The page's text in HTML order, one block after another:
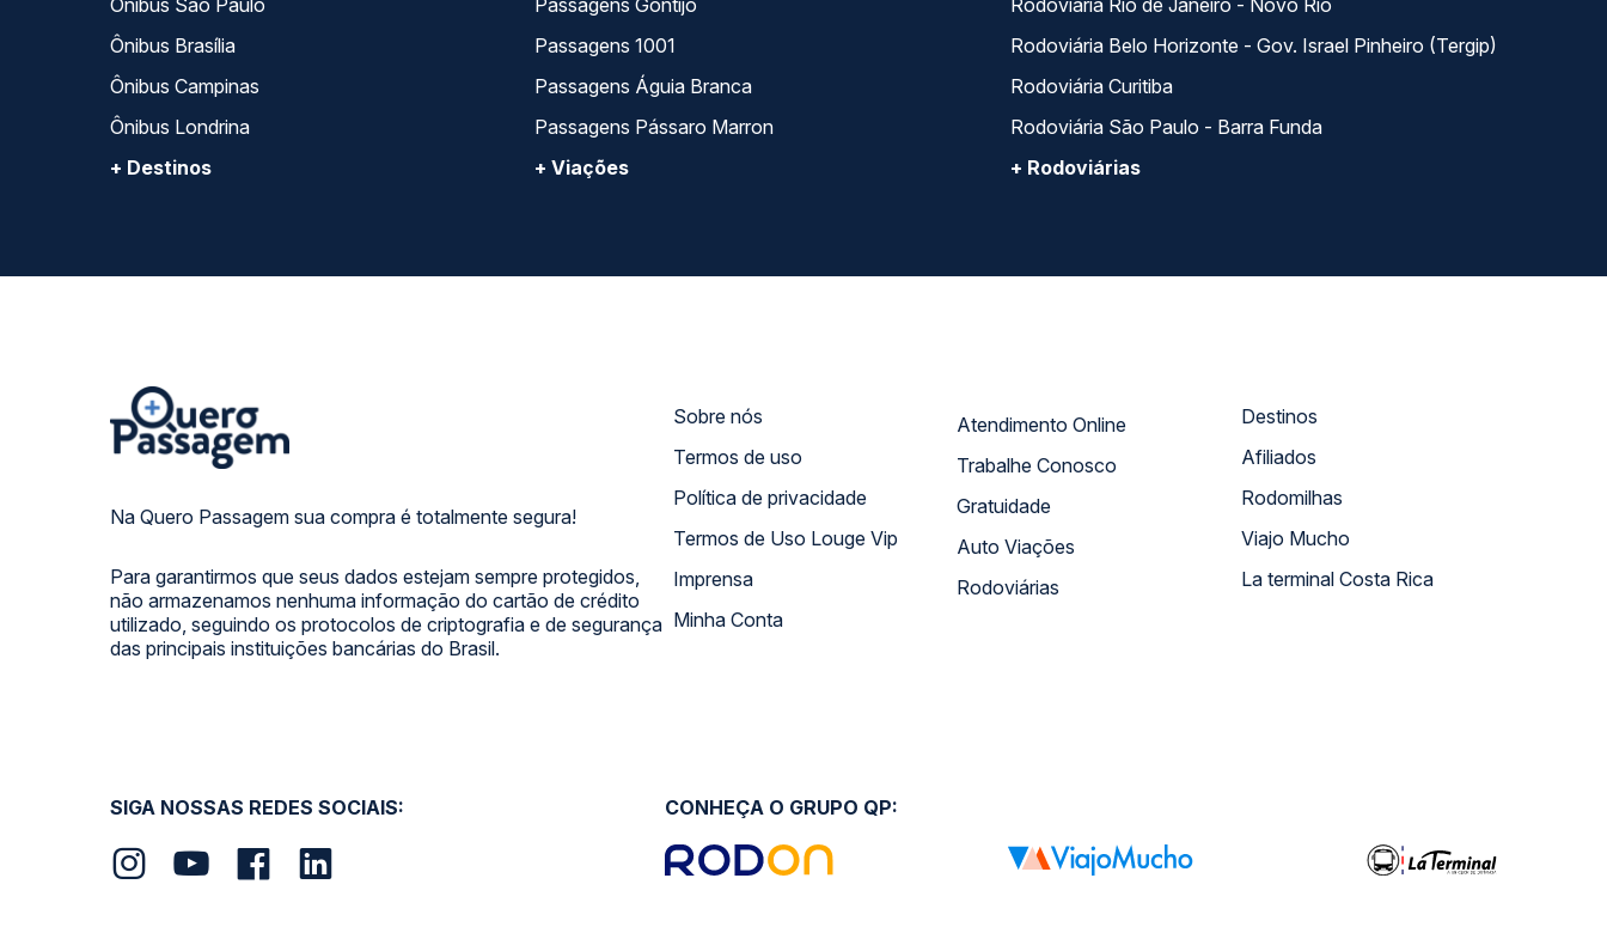
Ônibus São Paulo
Ônibus Brasília
Ônibus Campinas
Ônibus Londrina
+ Destinos
Passagens Gontijo
Passagens 1001
Passagens Águia Branca
Passagens Pássaro Marron
+ Viações
Rodoviária Rio de Janeiro - Novo Rio
Rodoviária Belo Horizonte - Gov. Israel Pinheiro (Tergip)
Rodoviária Curitiba
Rodoviária São Paulo - Barra Funda
+ Rodoviárias
Na Quero Passagem sua compra é totalmente segura!
Para garantirmos que seus dados estejam sempre protegidos,
não armazenamos nenhuma informação do cartão de crédito
utilizado, seguindo os protocolos de criptografia e de segurança
das principais instituições bancárias do Brasil.
Sobre nós
Termos de uso
Política de privacidade
Termos de Uso Louge Vip
Imprensa
Minha Conta
Atendimento Online
Trabalhe Conosco
Gratuidade
Auto Viações
Rodoviárias
Destinos
Afiliados
Rodomilhas
Viajo Mucho
La terminal Costa Rica
SIGA NOSSAS REDES SOCIAIS: CONHEÇA O GRUPO QP: